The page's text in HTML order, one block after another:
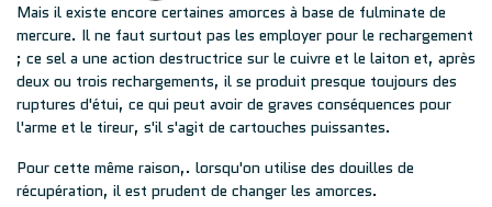
Mais il existe encore certaines amorces à base de fulminate de
mercure. Il ne faut surtout pas les employer pour le rechargement
; ce sel a une action destructrice sur le cuivre et le laiton et, après
deux ou trois rechargements, il se produit presque toujours des
ruptures d'étui, ce qui peut avoir de graves conséquences pour
l'arme et le tireur, s'il s'agit de cartouches puissantes.
Pour cette même raison,. lorsqu'on utilise des douilles de
récupération, il est prudent de changer les amorces.